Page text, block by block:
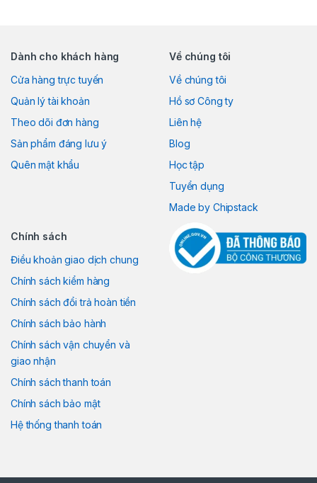
Dành cho khách hàng
Cửa hàng trực tuyến
Quản lý tài khoản
Theo dõi đơn hàng
Sản phẩm đáng lưu ý
Quên mật khẩu
Về chúng tôi
Về chúng tôi
Hồ sơ Công ty
Liên hệ
Blog
Học tập
Tuyển dụng
Made by Chipstack
Chính sách
Điều khoản giao dịch chung
Chính sách kiểm hàng
Chính sách đổi trả hoàn tiền
Chính sách bảo hành
Chính sách vận chuyển và
giao nhận
Chính sách thanh toán
Chính sách bảo mật
Hệ thống thanh toán